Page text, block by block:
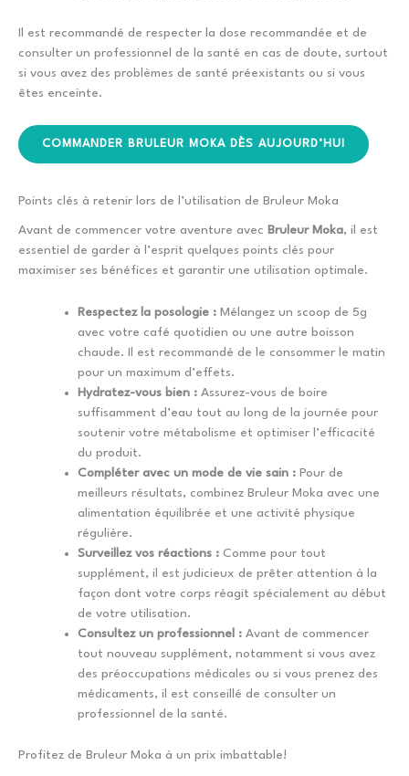
Il est recommandé de respecter la dose recommandée et de
consulter un professionnel de la santé en cas de doute, surtout
si vous avez des problèmes de santé préexistants ou si vous
êtes enceinte.
COMMANDER BRULEUR MOKA DÈS AUJOURD’HUI
Points clés à retenir lors de l’utilisation de Bruleur Moka
Avant de commencer votre aventure avec Bruleur Moka, il est
essentiel de garder à l’esprit quelques points clés pour
maximiser ses bénéfices et garantir une utilisation optimale.
Respectez la posologie : Mélangez un scoop de 5g
avec votre café quotidien ou une autre boisson
chaude. Il est recommandé de le consommer le matin
pour un maximum d’effets.
Hydratez-vous bien : Assurez-vous de boire
suffisamment d’eau tout au long de la journée pour
soutenir votre métabolisme et optimiser l’efficacité
du produit.
Compléter avec un mode de vie sain : Pour de
meilleurs résultats, combinez Bruleur Moka avec une
alimentation équilibrée et une activité physique
régulière.
Surveillez vos réactions : Comme pour tout
supplément, il est judicieux de prêter attention à la
façon dont votre corps réagit spécialement au début
de votre utilisation.
Consultez un professionnel : Avant de commencer
tout nouveau supplément, notamment si vous avez
des préoccupations médicales ou si vous prenez des
médicaments, il est conseillé de consulter un
professionnel de la santé.
Profitez de Bruleur Moka à un prix imbattable!